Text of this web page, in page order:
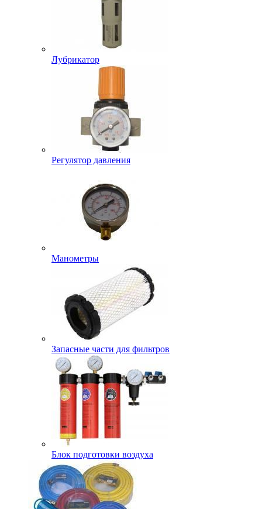
Лубрикатор
Регулятор давления
Манометры
Запасные части для фильтров
Блок подготовки воздуха